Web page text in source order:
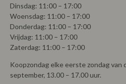
Dinsdag: 11:00 – 17:00
Woensdag: 11:00 – 17:00
Donderdag: 11:00 – 17:00
Vrijdag: 11:00 – 17:00
Zaterdag: 11:00 – 17:00
Koopzondag elke eerste zondag van
september, 13.00 – 17.00 uur.